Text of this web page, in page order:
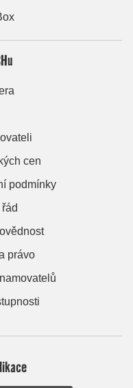
cen
podmínky
právo